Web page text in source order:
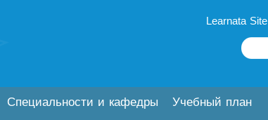
Learnata Site
Специальности и кафедры
Учебный план